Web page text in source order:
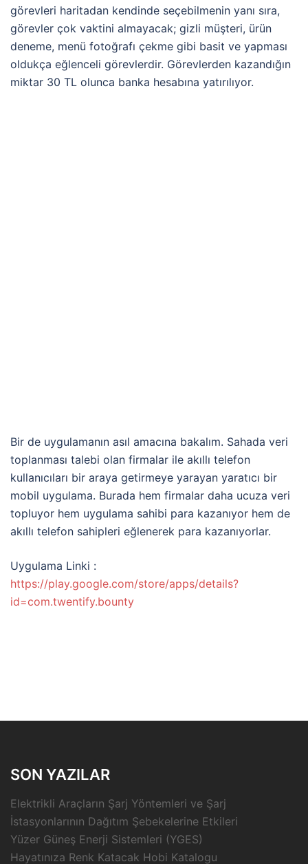
görevleri haritadan kendinde seçebilmenin yanı sıra,
görevler çok vaktini almayacak; gizli müşteri, ürün
deneme, menü fotoğrafı çekme gibi basit ve yapması
oldukça eğlenceli görevlerdir. Görevlerden kazandığın
miktar 30 TL olunca banka hesabına yatırılıyor.
Bir de uygulamanın asıl amacına bakalım. Sahada veri
toplanması talebi olan firmalar ile akıllı telefon
kullanıcıları bir araya getirmeye yarayan yaratıcı bir
mobil uygulama. Burada hem firmalar daha ucuza veri
topluyor hem uygulama sahibi para kazanıyor hem de
akıllı telefon sahipleri eğlenerek para kazanıyorlar.
Uygulama Linki :
https://play.google.com/store/apps/details?
id=com.twentify.bounty
SON YAZILAR
Elektrikli Araçların Şarj Yöntemleri ve Şarj
İstasyonlarının Dağıtım Şebekelerine Etkileri
Yüzer Güneş Enerji Sistemleri (YGES)
Hayatınıza Renk Katacak Hobi Katalogu